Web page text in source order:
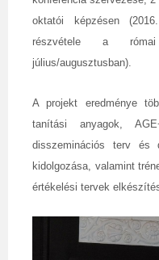
oktatói képzésen
részvétele a
július/augusztusban).
A projekt eredménye
tanítási anyagok,
disszeminációs terv és
kidolgozása, valamint
értékelési tervek